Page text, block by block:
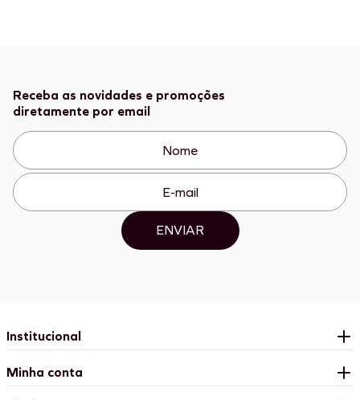
Receba as novidades e promoções
diretamente por email
ENVIAR
Institucional
Minha conta